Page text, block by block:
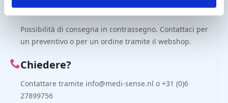
Cliente aziendale?
Possibilità di consegna in contrassegno. Contattaci per
un preventivo o per un ordine tramite il webshop.
Chiedere?
Contattare tramite info@medi-sense.nl o +31 (0)6
27899756